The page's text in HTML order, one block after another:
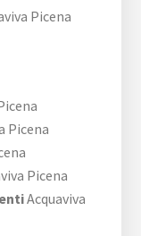
Picena
Picena
Picena
Acquaviva